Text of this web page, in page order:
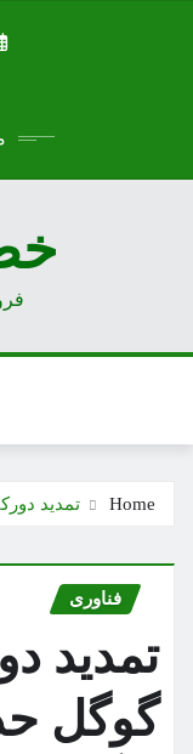
خط
Home تمدید
فناوری
تمدید
گوگل